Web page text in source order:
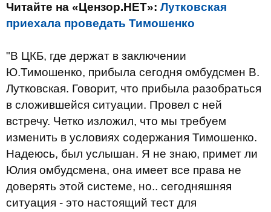
Читайте на «Цензор.НЕТ»: Лутковская
приехала проведать Тимошенко
"В ЦКБ, где держат в заключении
Ю.Тимошенко, прибыла сегодня омбудсмен В.
Лутковская. Говорит, что прибыла разобраться
в сложившейся ситуации. Провел с ней
встречу. Четко изложил, что мы требуем
изменить в условиях содержания Тимошенко.
Надеюсь, был услышан. Я не знаю, примет ли
Юлия омбудсмена, она имеет все права не
доверять этой системе, но.. сегодняшняя
ситуация - это настоящий тест для